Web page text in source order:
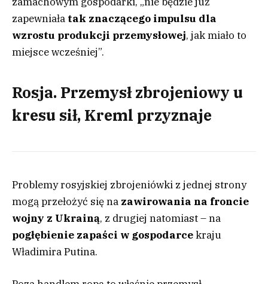
zapewniała tak znaczącego impulsu dla
wzrostu produkcji przemysłowej, jak miało to
miejsce wcześniej”.
Rosja. Przemysł zbrojeniowy u
kresu sił, Kreml przyznaje
Problemy rosyjskiej zbrojeniówki z jednej strony
mogą przełożyć się na zawirowania na froncie
wojny z Ukrainą, z drugiej natomiast – na
pogłębienie zapaści w gospodarcekraju
Władimira Putina.